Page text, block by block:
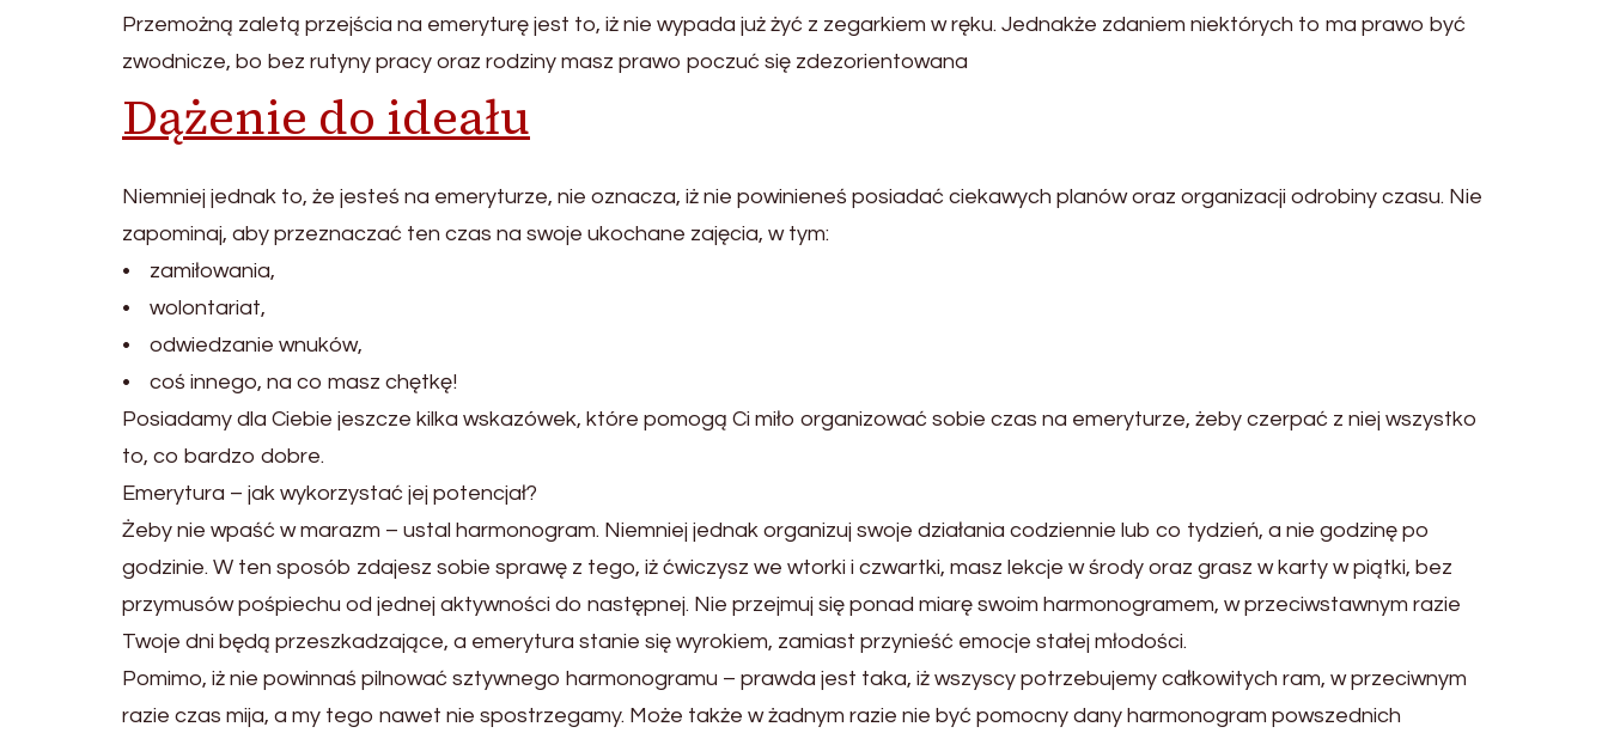
Przemożną zaletą przejścia na emeryturę jest to, iż nie wypada już żyć z zegarkiem w ręku. Jednakże zdaniem niektórych to ma prawo być
zwodnicze, bo bez rutyny pracy oraz rodziny masz prawo poczuć się zdezorientowana
Dążenie do ideału
Niemniej jednak to, że jesteś na emeryturze, nie oznacza, iż nie powinieneś posiadać ciekawych planów oraz organizacji odrobiny czasu. Nie
zapominaj, aby przeznaczać ten czas na swoje ukochane zajęcia, w tym:
• zamiłowania,
• wolontariat,
• odwiedzanie wnuków,
• coś innego, na co masz chętkę!
Posiadamy dla Ciebie jeszcze kilka wskazówek, które pomogą Ci miło organizować sobie czas na emeryturze, żeby czerpać z niej wszystko
to, co bardzo dobre.
Emerytura – jak wykorzystać jej potencjał?
Żeby nie wpaść w marazm – ustal harmonogram. Niemniej jednak organizuj swoje działania codziennie lub co tydzień, a nie godzinę po
godzinie. W ten sposób zdajesz sobie sprawę z tego, iż ćwiczysz we wtorki i czwartki, masz lekcje w środy oraz grasz w karty w piątki, bez
przymusów pośpiechu od jednej aktywności do następnej. Nie przejmuj się ponad miarę swoim harmonogramem, w przeciwstawnym razie
Twoje dni będą przeszkadzające, a emerytura stanie się wyrokiem, zamiast przynieść emocje stałej młodości.
Pomimo, iż nie powinnaś pilnować sztywnego harmonogramu – prawda jest taka, iż wszyscy potrzebujemy całkowitych ram, w przeciwnym
razie czas mija, a my tego nawet nie spostrzegamy. Może także w żadnym razie nie być pomocny dany harmonogram powszednich